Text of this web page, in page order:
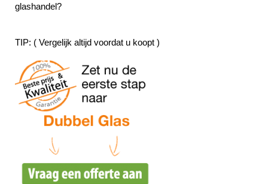
glashandel?
TIP: ( Vergelijk altijd voordat u koopt )